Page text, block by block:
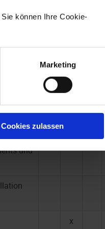
können Ihre Cookie-
Marketing
Cookies zulassen
x
x x x
x
und
x